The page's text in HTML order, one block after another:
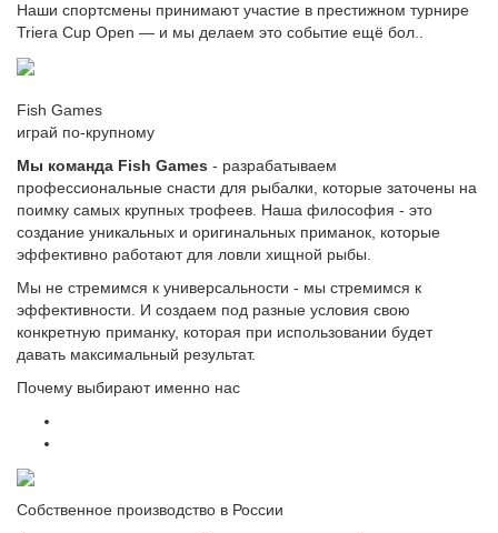
Наши спортсмены принимают участие в престижном турнире
Triera Cup Open — и мы делаем это событие ещё бол..
Fish Games
играй по-крупному
Мы команда Fish Games - разрабатываем
профессиональные снасти для рыбалки, которые заточены на
поимку самых крупных трофеев. Наша философия - это
создание уникальных и оригинальных приманок, которые
эффективно работают для ловли хищной рыбы.
Мы не стремимся к универсальности - мы стремимся к
эффективности. И создаем под разные условия свою
конкретную приманку, которая при использовании будет
давать максимальный результат.
Почему выбирают именно нас
Собственное производство в России